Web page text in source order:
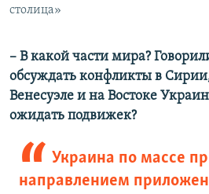
столица»
– В какой части мира?
обсуждать конфликты в
Венесуэле и на Востоке
ожидать подвижек?
Украина по массе
направлением